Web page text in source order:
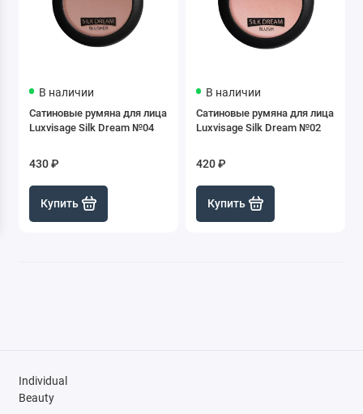
В наличии
Сатиновые румяна для лица
Luxvisage Silk Dream №04
430 ₽
Купить
В наличии
Сатиновые румяна для лица
Luxvisage Silk Dream №02
420 ₽
Купить
Individual
Beauty